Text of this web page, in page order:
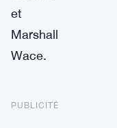
et
Marshall
Wace.
PUBLICITÉ